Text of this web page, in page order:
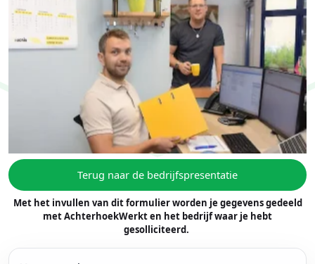
Terug naar de bedrijfspresentatie
Met het invullen van dit formulier worden je gegevens gedeeld
met AchterhoekWerkt en het bedrijf waar je hebt
gesolliciteerd.